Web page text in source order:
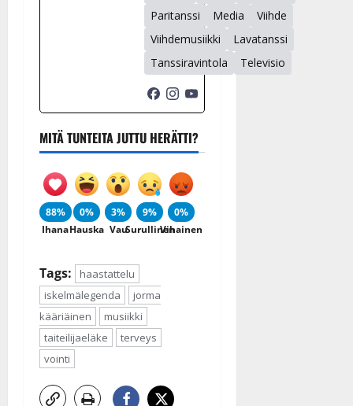
Paritanssi
Media
Viihde
Viihdemusiikki
Lavatanssi
Tanssiravintola
Televisio
MITÄ TUNTEITA JUTTU HERÄTTI?
88%
Ihana
0%
Hauska
3%
Vau
9%
Surullinen
0%
Vihainen
Tags:
haastattelu
iskelmälegenda
jorma
kääriäinen
musiikki
taiteilijaeläke
terveys
vointi